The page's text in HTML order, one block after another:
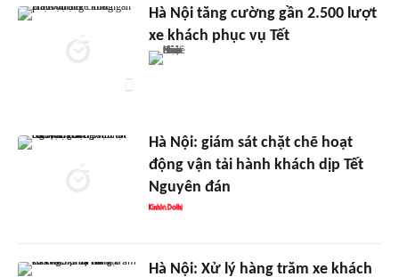
Hà Nội tăng cường gần 2.500 lượt
xe khách phục vụ Tết
Hà Nội: giám sát chặt chẽ hoạt
động vận tải hành khách dịp Tết
Nguyên đán
Hà Nội: Xử lý hàng trăm xe khách